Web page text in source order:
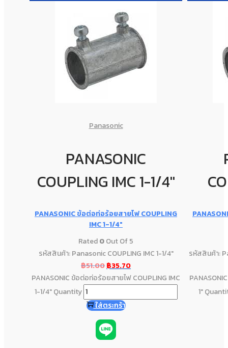
Panasonic
PANASONIC
COUPLING IMC 1-1/4"
PANASONIC ข้อต่อท่อร้อยสายไฟ COUPLING
IMC 1-1/4″
Rated0Out Of 5
รหัสสินค้า: Panasonic COUPLING IMC 1-1/4"
฿51.00฿35.70
PANASONIC ข้อต่อท่อร้อยสายไฟ COUPLING IMC
1-1/4" Quantity
ใส่ตระกร้า
รหัสสินค้า:
1"